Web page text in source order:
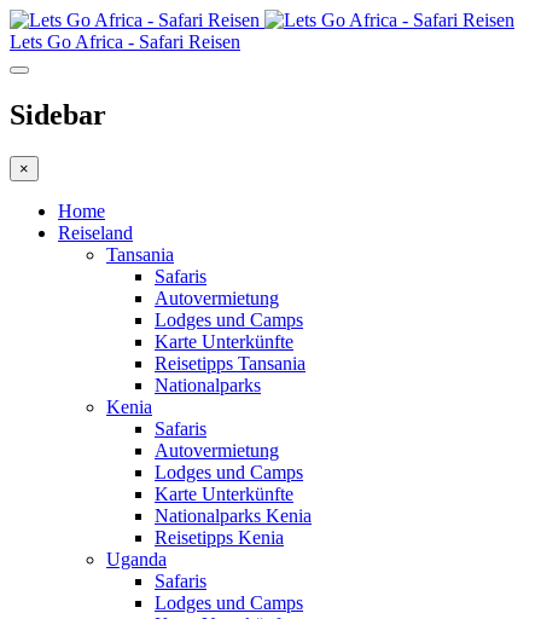
Lets Go Africa - Safari Reisen
Sidebar
×
Home
Reiseland
Tansania
Safaris
Autovermietung
Lodges und Camps
Karte Unterkünfte
Reisetipps Tansania
Nationalparks
Kenia
Safaris
Autovermietung
Lodges und Camps
Karte Unterkünfte
Nationalparks Kenia
Reisetipps Kenia
Uganda
Safaris
Lodges und Camps